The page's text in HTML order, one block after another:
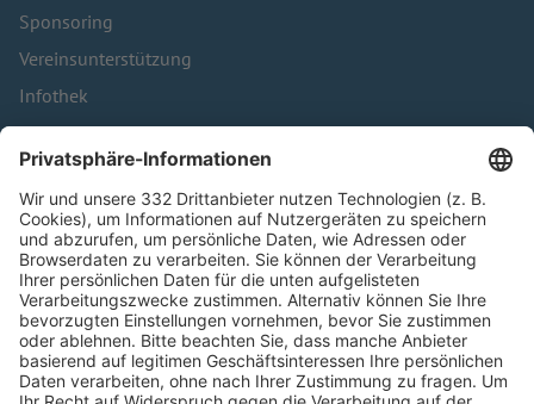
Sponsoring
Vereinsunterstützung
Infothek
Kontakt
HÄUFIG BESUCHTE SEITEN
Pässe und Vereinswechsel
Trainerausbildung
Schulungsangebot Vereinsmitarbeiter
BFV-Geschäftsstellen
Trainerbörse